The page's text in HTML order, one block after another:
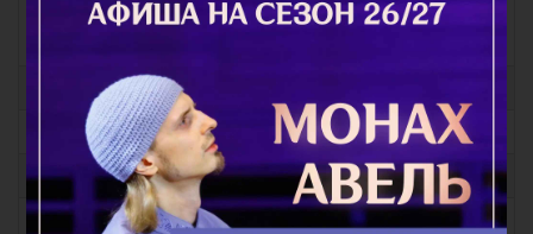
Молитвы для приготовления себя ко Святому
Молитвы на всякую потребу
Молитвы при различных заболеваниях
Молитвы за детей
Молитвы о семейном благополучии